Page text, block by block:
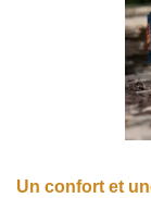
Un confort et